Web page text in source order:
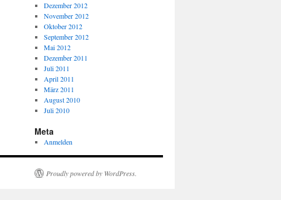
Dezember 2012
November 2012
Oktober 2012
September 2012
Mai 2012
Dezember 2011
Juli 2011
April 2011
März 2011
August 2010
Juli 2010
Meta
Anmelden
Proudly powered by WordPress.